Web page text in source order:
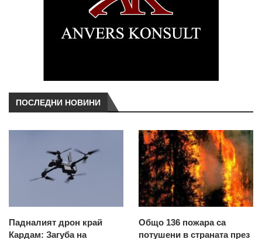
ПОСЛЕДНИ НОВИНИ
Падналият дрон край
Кардам: Загуба на
Общо 136 пожара са
потушени в страната през